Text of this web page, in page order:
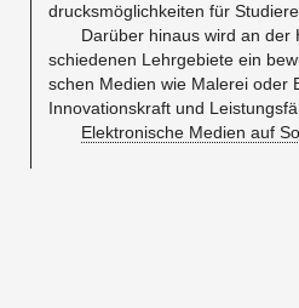
drucks­mög­lich­kei­ten für
Dar­über hin­aus wird an
schie­de­nen Lehr­ge­bie­te ein
schen Me­di­en wie Ma­le­rei oder
In­no­va­ti­ons­kraft und
Elek­tro­ni­sche Me­di­en auf